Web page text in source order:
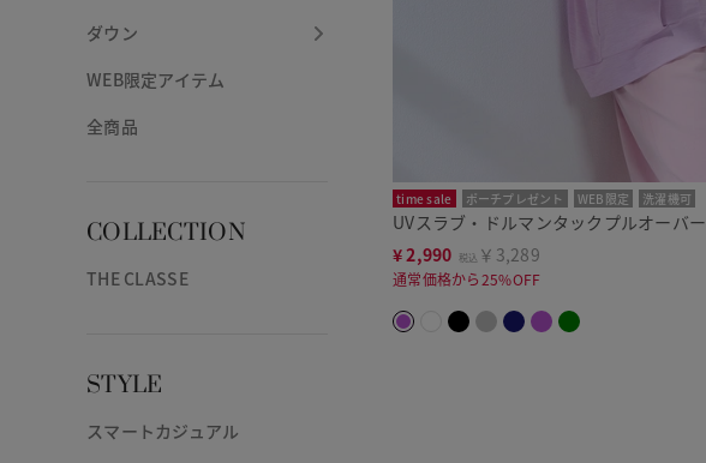
ダウン
WEB限定アイテム
全商品
COLLECTION
THE CLASSE
STYLE
スマートカジュアル
time sale ポーチプレゼント WEB限定 洗濯機可
UVスラブ・ドルマンタックプルオーバー
¥2,990 税込 ￥3,289
通常価格から25%OFF